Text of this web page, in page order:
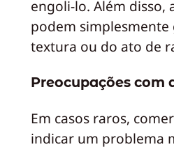
engoli-lo. Além disso,
podem simplesmente
textura ou do ato de
Preocupações com
Em casos raros,
indicar um problema